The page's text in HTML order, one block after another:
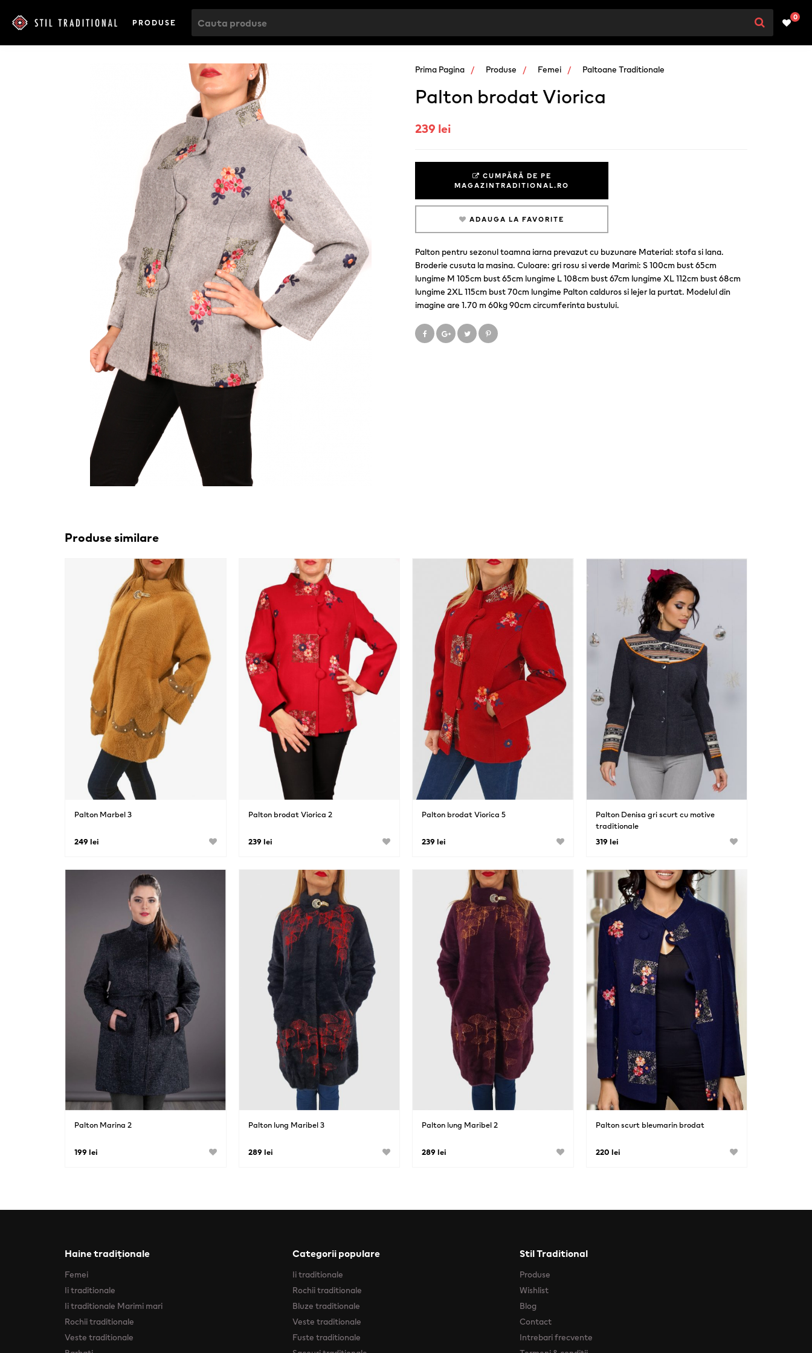
PRODUSE
0
Prima Pagina Produse Femei Paltoane Traditionale
Palton brodat Viorica
239 lei
CUMPĂRĂ DE PE
MAGAZINTRADITIONAL.RO
ADAUGA LA FAVORITE
Palton pentru sezonul toamna iarna prevazut cu buzunare Material: stofa si lana.
Broderie cusuta la masina. Culoare: gri rosu si verde Marimi: S 100cm bust 65cm
lungime M 105cm bust 65cm lungime L 108cm bust 67cm lungime XL 112cm bust 68cm
lungime 2XL 115cm bust 70cm lungime Palton calduros si lejer la purtat. Modelul din
imagine are 1.70 m 60kg 90cm circumferinta bustului.
Produse similare
Palton Marbel 3
249 lei
Palton brodat Viorica 2
239 lei
Palton brodat Viorica 5
239 lei
Palton Denisa gri scurt cu motive
traditionale
319 lei
Palton Marina 2
199 lei
Palton lung Maribel 3
289 lei
Palton lung Maribel 2
289 lei
Palton scurt bleumarin brodat
220 lei
Haine tradiționale
Femei
Ii traditionale
Ii traditionale Marimi mari
Rochii traditionale
Veste traditionale
Categorii populare
Ii traditionale
Rochii traditionale
Bluze traditionale
Veste traditionale
Fuste traditionale
Stil Traditional
Produse
Wishlist
Blog
Contact
Intrebari frecvente